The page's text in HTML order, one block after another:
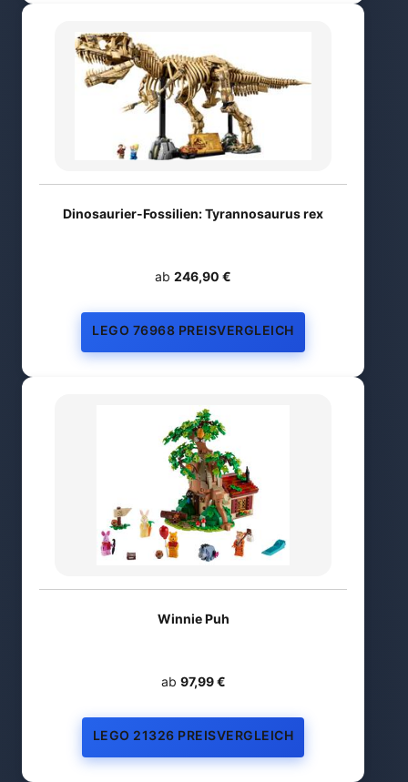
Dinosaurier-Fossilien: Tyrannosaurus rex
ab 246,90 €
LEGO 76968 PREISVERGLEICH
Winnie Puh
ab 97,99 €
LEGO 21326 PREISVERGLEICH